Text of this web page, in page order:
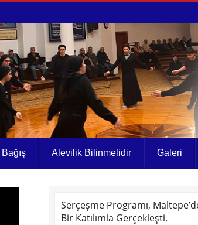
Bağış Alevilik Bilinmelidir Galeri
Serçeşme Programı,
Bir Katılımla Gerçekleşti.